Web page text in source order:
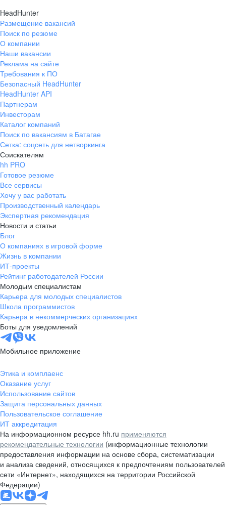
HeadHunter
Размещение вакансий
Поиск по резюме
О компании
Наши вакансии
Реклама на сайте
Требования к ПО
Безопасный HeadHunter
HeadHunter API
Партнерам
Инвесторам
Каталог компаний
Поиск по вакансиям в Батагае
Сетка: соцсеть для нетворкинга
Соискателям
hh PRO
Готовое резюме
Все сервисы
Хочу у вас работать
Производственный календарь
Экспертная рекомендация
Новости и статьи
Блог
О компаниях в игровой форме
Жизнь в компании
ИТ-проекты
Рейтинг работодателей России
Молодым специалистам
Карьера для молодых специалистов
Школа программистов
Карьера в некоммерческих организациях
Боты для уведомлений
Мобильное приложение
Этика и комплаенс
Оказание услуг
Использование сайтов
Защита персональных данных
Пользовательское соглашение
ИТ аккредитация
На информационном ресурсе hh.ru применяются
рекомендательные технологии (информационные технологии
предоставления информации на основе сбора, систематизации
и анализа сведений, относящихся к предпочтениям пользователей
сети «Интернет», находящихся на территории Российской
Федерации)